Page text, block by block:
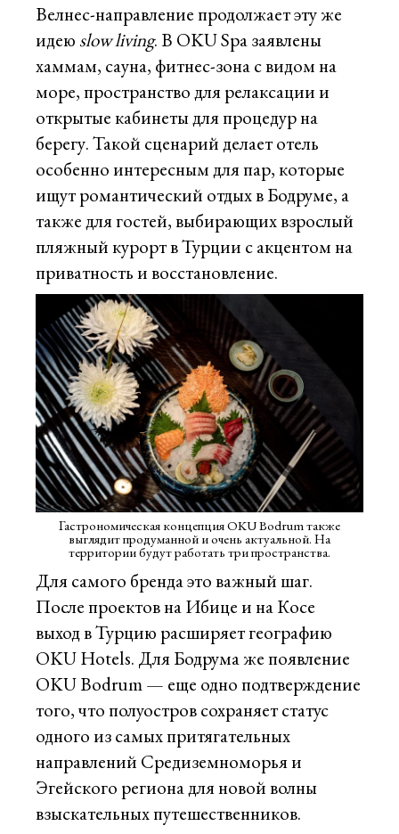
Велнес-направление продолжает эту же
идею slow living. В OKU Spa заявлены
хаммам, сауна, фитнес-зона с видом на
море, пространство для релаксации и
открытые кабинеты для процедур на
берегу. Такой сценарий делает отель
особенно интересным для пар, которые
ищут романтический отдых в Бодруме, а
также для гостей, выбирающих взрослый
пляжный курорт в Турции с акцентом на
приватность и восстановление.
Гастрономическая концепция OKU Bodrum также
выглядит продуманной и очень актуальной. На
территории будут работать три пространства.
Для самого бренда это важный шаг.
После проектов на Ибице и на Косе
выход в Турцию расширяет географию
OKU Hotels. Для Бодрума же появление
OKU Bodrum — еще одно подтверждение
того, что полуостров сохраняет статус
одного из самых притягательных
направлений Средиземноморья и
Эгейского региона для новой волны
взыскательных путешественников.